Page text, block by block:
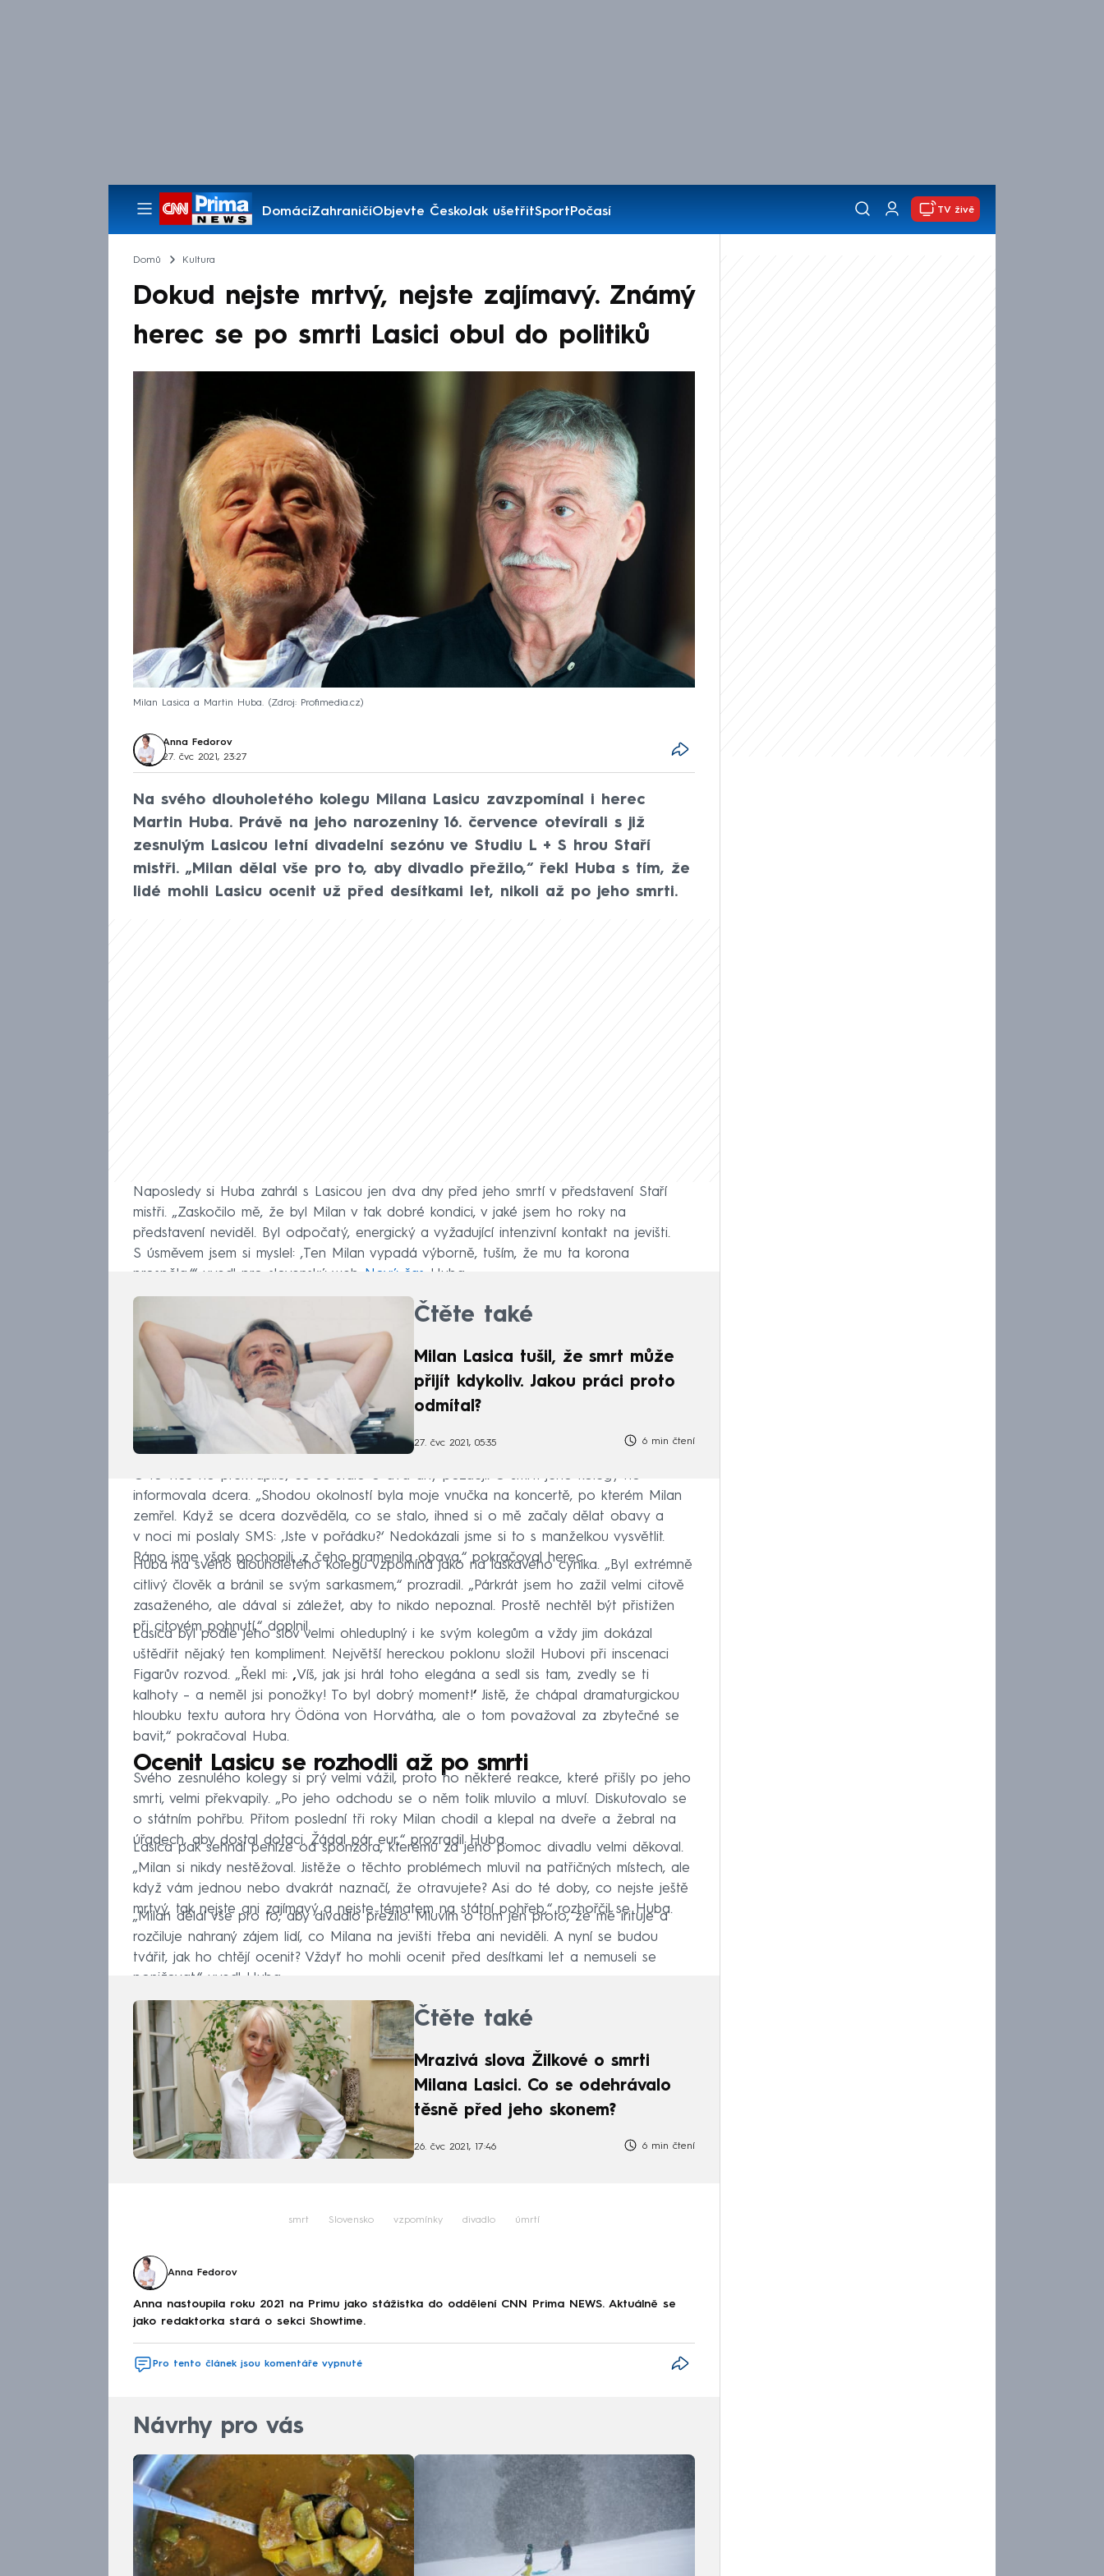
DomácíZahraničíObjevte ČeskoJak ušetřitSportPočasí
Pořady
TV živě
Domů Kultura
Dokud nejste mrtvý, nejste zajímavý. Známý
herec se po smrti Lasici obul do politiků
Milan Lasica a Martin Huba. Zdroj: Profimedia.cz
Anna Fedorov
27. čvc 2021, 23:27
Na svého dlouholetého kolegu Milana Lasicu zavzpomínal i herec
Martin Huba. Právě na jeho narozeniny 16. července otevírali s již
zesnulým Lasicou letní divadelní sezónu ve Studiu L + S hrou Staří
mistři. „Milan dělal vše pro to, aby divadlo přežilo,“ řekl Huba s tím, že
lidé mohli Lasicu ocenit už před desítkami let, nikoli až po jeho smrti.
Naposledy si Huba zahrál s Lasicou jen dva dny před jeho smrtí v představení Staří
mistři. „Zaskočilo mě, že byl Milan v tak dobré kondici, v jaké jsem ho roky na
představení neviděl. Byl odpočatý, energický a vyžadující intenzivní kontakt na jevišti.
S úsměvem jsem si myslel: ‚Ten Milan vypadá výborně, tuším, že mu ta korona
prospěla,‘“ uvedl pro slovenský web Nový čas Huba.
Čtěte také
Milan Lasica tušil, že smrt může
přijít kdykoliv. Jakou práci proto
odmítal?
27. čvc 2021, 05:35 6 min čtení
O to více ho překvapilo, co se stalo o dva dny později. O smrti jeho kolegy ho
informovala dcera. „Shodou okolností byla moje vnučka na koncertě, po kterém Milan
zemřel. Když se dcera dozvěděla, co se stalo, ihned si o mě začaly dělat obavy a
v noci mi poslaly SMS: ‚Jste v pořádku?‘ Nedokázali jsme si to s manželkou vysvětlit.
Ráno jsme však pochopili, z čeho pramenila obava,“ pokračoval herec.
Huba na svého dlouholetého kolegu vzpomíná jako na laskavého cynika. „Byl extrémně
citlivý člověk a bránil se svým sarkasmem,“ prozradil. „Párkrát jsem ho zažil velmi citově
zasaženého, ​​ale dával si záležet, aby to nikdo nepoznal. Prostě nechtěl být přistižen
při citovém pohnutí,“ doplnil.
Lasica byl podle jeho slov velmi ohleduplný i ke svým kolegům a vždy jim dokázal
uštědřit nějaký ten kompliment. Největší hereckou poklonu složil Hubovi při inscenaci
Figarův rozvod. „Řekl mi: ‚Víš, jak jsi hrál toho elegána a sedl sis tam, zvedly se ti
kalhoty – a neměl jsi ponožky! To byl dobrý moment!‘ Jistě, že chápal dramaturgickou
hloubku textu autora hry Ödöna von Horvátha, ale o tom považoval za zbytečné se
bavit,“ pokračoval Huba.
Ocenit Lasicu se rozhodli až po smrti
Svého zesnulého kolegy si prý velmi vážil, proto ho některé reakce, které přišly po jeho
smrti, velmi překvapily. „Po jeho odchodu se o něm tolik mluvilo a mluví. Diskutovalo se
o státním pohřbu. Přitom poslední tři roky Milan chodil a klepal na dveře a žebral na
úřadech, aby dostal dotaci. Žádal pár eur,“ prozradil Huba.
Lasica pak sehnal peníze od sponzora, kterému za jeho pomoc divadlu velmi děkoval.
„Milan si nikdy nestěžoval. Jistěže o těchto problémech mluvil na patřičných místech, ale
když vám jednou nebo dvakrát naznačí, že otravujete? Asi do té doby, co nejste ještě
mrtvý, tak nejste ani zajímavý a nejste tématem na státní pohřeb,“ rozhořčil se Huba.
„Milan dělal vše pro to, aby divadlo přežilo. Mluvím o tom jen proto, že mě irituje a
rozčiluje nahraný zájem lidí, co Milana na jevišti třeba ani neviděli. A nyní se budou
tvářit, jak ho chtějí ocenit? Vždyť ho mohli ocenit před desítkami let a nemuseli se
ponižovat,“ uvedl Huba.
Čtěte také
Mrazivá slova Žilkové o smrti
Milana Lasici. Co se odehrávalo
těsně před jeho skonem?
26. čvc 2021, 17:46 6 min čtení
smrt Slovensko vzpomínky divadlo úmrtí
Anna Fedorov
Anna nastoupila roku 2021 na Primu jako stážistka do oddělení CNN Prima NEWS. Aktuálně se
jako redaktorka stará o sekci Showtime.
Pro tento článek jsou komentáře vypnuté
Návrhy pro vás